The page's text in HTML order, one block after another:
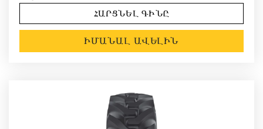
ՀԱՐՑՆԵԼ ԳԻՆԸ
ԻՄԱՆԱԼ ԱՎԵԼԻՆ